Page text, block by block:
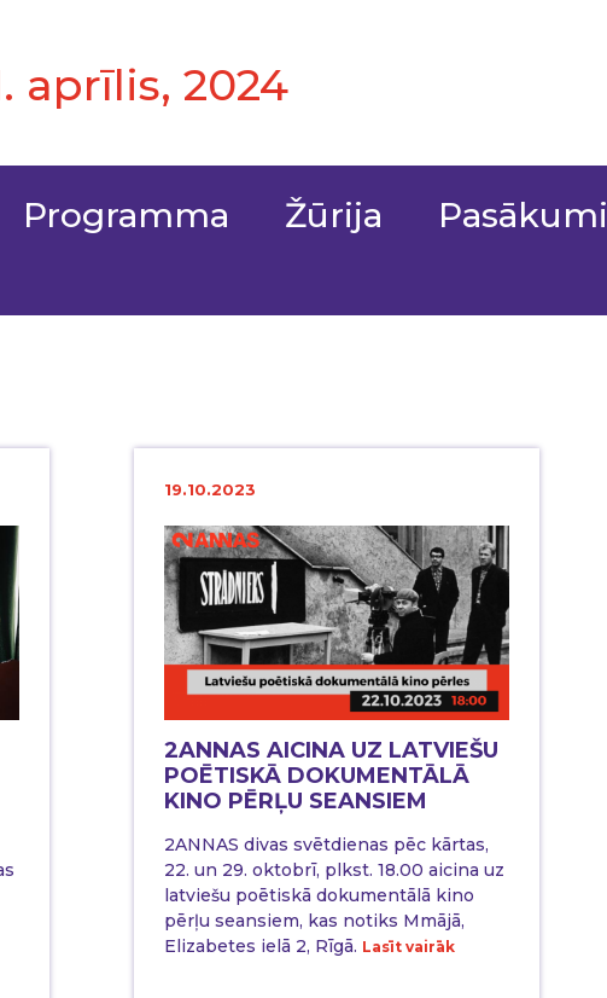
aprīlis, 2024
Programma Žūrija Pasākumi
19.10.2023
2ANNAS AICINA UZ LATVIEŠU
POĒTISKĀ DOKUMENTĀLĀ
KINO PĒRĻU SEANSIEM
2ANNAS divas svētdienas pēc kārtas,
22. un 29. oktobrī, plkst. 18.00 aicina uz
latviešu poētiskā dokumentālā kino
pērļu seansiem, kas notiks Mmājā,
Elizabetes ielā 2, Rīgā. Lasīt vairāk